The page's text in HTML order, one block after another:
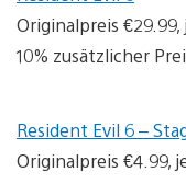
Originalpreis
10% zusätzlicher
Resident Evil 6 –
Originalpreis €4.99,